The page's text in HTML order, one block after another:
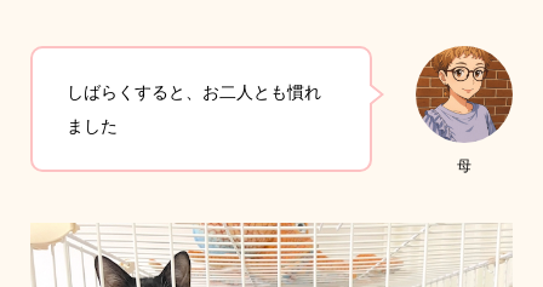
母
しばらくすると、お二人とも慣れ
ました